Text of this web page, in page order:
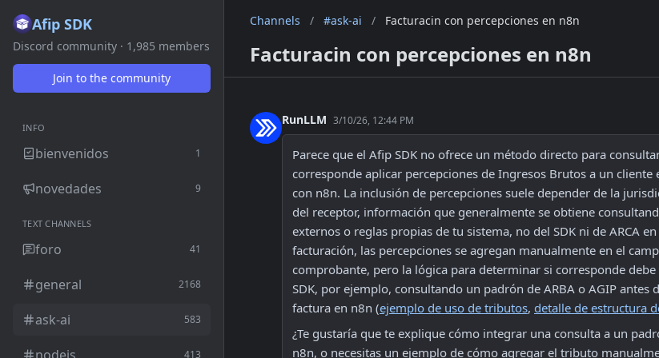
Afip SDK
Discord community · 1,985 members
Join to the community
INFO
bienvenidos 1
novedades 9
TEXT CHANNELS
foro 41
general 2168
ask-ai 583
413
Channels / #ask-ai / Facturacin con percepciones en n8n
Facturacin con percepciones en n8n
RunLLM 3/10/26, 12:44 PM
Parece que el Afip SDK no ofrece un método directo para
corresponde aplicar percepciones de Ingresos Brutos a un
con n8n. La inclusión de percepciones suele depender de la
del receptor, información que generalmente se obtiene
externos o reglas propias de tu sistema, no del SDK ni de ARCA
facturación, las percepciones se agregan manualmente en el
comprobante, pero la lógica para determinar si corresponde
SDK, por ejemplo, consultando un padrón de ARBA o AGIP antes
factura en n8n (ejemplo de uso de tributos, detalle de estructura
¿Te gustaría que te explique cómo integrar una consulta a un
n8n, o necesitas un ejemplo de cómo agregar el tributo